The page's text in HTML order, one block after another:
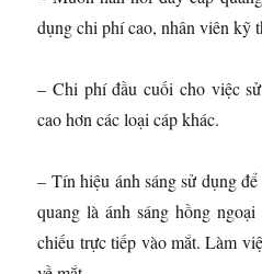
dụng chi phí cao, nhân viên kỹ
– Chi phí đầu cuối cho việc
cao hơn các loại cáp khác.
– Tín hiệu ánh sáng sử dụng
quang là ánh sáng hồng
chiếu trực tiếp vào mắt. Làm